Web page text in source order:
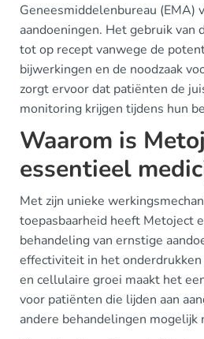
Geneesmiddelenbureau (EMA)
aandoeningen. Het gebruik van
tot op recept vanwege de
bijwerkingen en de noodzaak
zorgt ervoor dat patiënten de
monitoring krijgen tijdens hun
Waarom is
essentieel
Met zijn unieke
toepasbaarheid heeft Metoject
behandeling van ernstige
effectiviteit in het
en cellulaire groei maakt het
voor patiënten die lijden aan
andere behandelingen mogelijk